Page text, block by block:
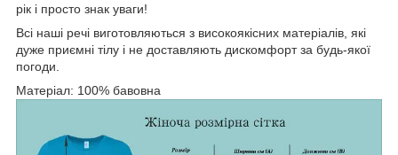
рік і просто знак уваги!
Всі наші речі виготовляються з високоякісних матеріалів, які
дуже приємні тілу і не доставляють дискомфорт за будь-якої
погоди.
Матеріал: 100% бавовна